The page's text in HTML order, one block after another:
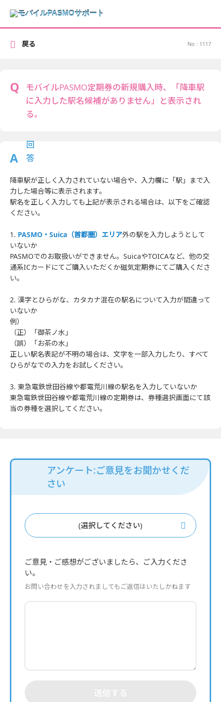
No : 1117
モバイルPASMO定期券の新規購入時、「降車駅
に入力した駅名候補がありません」と表示され
る。
降車駅が正しく入力されていない場合や、入力欄に「駅」まで入
力した場合等に表示されます。
駅名を正しく入力しても上記が表示される場合は、以下をご確認
ください。
1. PASMO・Suica（首都圏）エリア外の駅を入力しようとして
いないか
PASMOでのお取扱いができません。SuicaやTOICAなど、他の交
通系ICカードにてご購入いただくか磁気定期券にてご購入くださ
い。
2. 漢字とひらがな、カタカナ混在の駅名について入力が間違って
いないか
例）
（正）「御茶ノ水」
（誤）「お茶の水」
正しい駅名表記が不明の場合は、文字を一部入力したり、すべて
ひらがなでの入力をお試しください。
3. 東急電鉄世田谷線や都電荒川線の駅名を入力していないか
東急電鉄世田谷線や都電荒川線の定期券は、券種選択画面にて該
当の券種を選択してください。
戻る
アンケート:ご意見をお聞かせくだ
さい
(選択してください)
ご意見・ご感想がございましたら、ご入力くださ
い。
お問い合わせを入力されましてもご返信はいたしかねます
送信する